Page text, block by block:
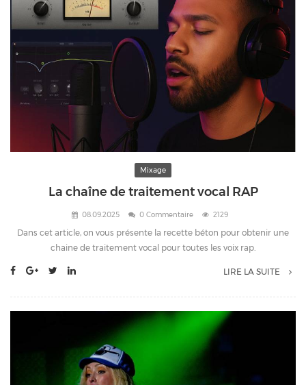
Mixage
La chaîne de traitement vocal RAP
08.09.2025 0 Commentaire 2129
Dans cet article, on vous présente la recette béton pour obtenir une
chaine de traitement vocal pour toutes les voix rap.
LIRE LA SUITE